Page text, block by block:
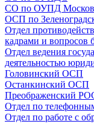
СО по ОУПД
ОСП по
Отдел
кадрами и вопросов
Отдел ведения
деятельностью
Головинский ОСП
Останкинский ОСП
Преображенский
Отдел по
Отдел по работе с